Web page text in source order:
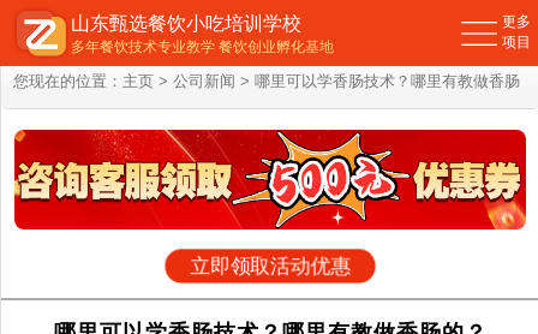
您现在的位置： 主页 > 公司新闻 > 哪里可以学香肠技术？哪里有教做香肠
的？
立即领取活动优惠
山东甄选餐饮小吃培训学校
多年餐饮技术专业教学 餐饮创业孵化基地
更多
项目